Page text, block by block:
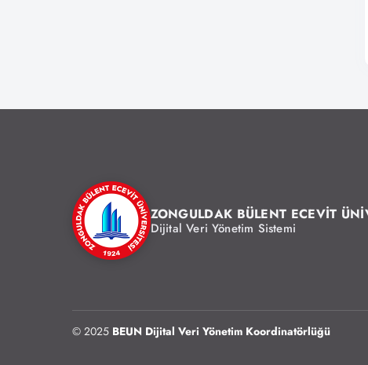
ZONGULDAK BÜLENT ECEVİT
Dijital Veri Yönetim Sistemi
© 2025 BEUN Dijital Veri Yönetim Koordinatörlüğü